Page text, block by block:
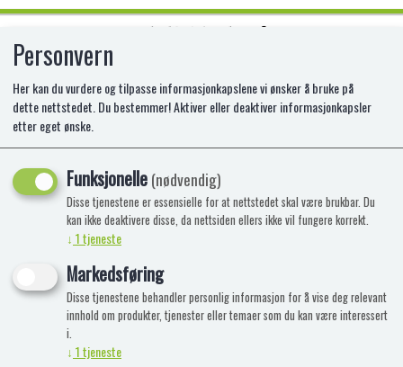
SJIRAFF KALV M/RETICULÆRT MØN.
L
FH-48405
Personvern
Her kan du vurdere og tilpasse informasjonkapslene vi ønsker å bruke på
dette nettstedet. Du bestemmer! Aktiver eller deaktiver informasjonkapsler
etter eget ønske.
Funksjonelle(nødvendig)
Disse tjenestene er essensielle for at nettstedet skal være brukbar. Du
kan ikke deaktivere disse, da nettsiden ellers ikke vil fungere korrekt.
↓ 1tjeneste
Markedsføring
Disse tjenestene behandler personlig informasjon for å vise deg relevant
innhold om produkter, tjenester eller temaer som du kan være interessert
i.
↓ 1tjeneste